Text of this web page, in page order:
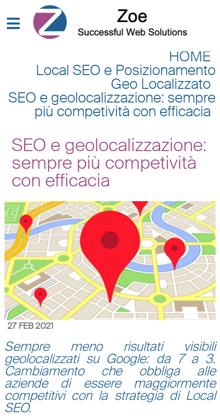
HOME
Local SEO e Posizionamento
Geo Localizzato
SEO e geolocalizzazione: sempre
più competività con efficacia
SEO e geolocalizzazione:
sempre più competività
con efficacia
27 FEB 2021
Sempre meno risultati visibili
geolocalizzati su Google: da 7 a 3.
Cambiamento che obbliga alle
aziende di essere maggiormente
competitivi con la strategia di Local
SEO.